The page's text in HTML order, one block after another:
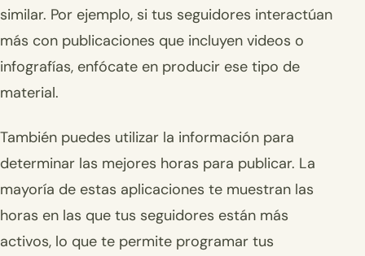
similar. Por ejemplo, si tus seguidores interactúan
más con publicaciones que incluyen videos o
infografías, enfócate en producir ese tipo de
material.
También puedes utilizar la información para
determinar las mejores horas para publicar. La
mayoría de estas aplicaciones te muestran las
horas en las que tus seguidores están más
activos, lo que te permite programar tus